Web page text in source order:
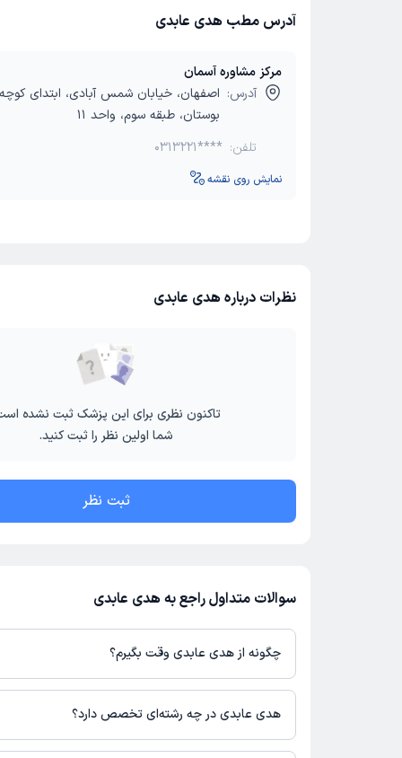
آدرس مطب هدی عابدی
مرکز مشاوره آسمان
آدرس:
بوستان، طبقه سوم، واحد 11
تلفن: 0313221****
نمایش روی نقشه
نظرات درباره هدی عابدی
تاکنون نظری برای این پزشک ثبت نشده
شما اولین نظر را ثبت کنید.
ثبت نظر
سوالات متداول راجع به هدی عابدی
چگونه از هدی عابدی وقت بگیرم؟
در صورتی کههدی عابدیدارای پروفایل فعال و نوبت‌دهی باز در
می‌توانید از طریق این پلتفرم برای دریافت نوبت اقدام کنید. در صورت
در مطب، تصاویر پزشک، ساعات کاری و سایر اطلاعات مرتبط با
هدی عابدی در چه رشته‌ای تخصص دارد؟
هدی عابدی در رشته‌های زیر (پیراپزشکی) تخصص دارند: